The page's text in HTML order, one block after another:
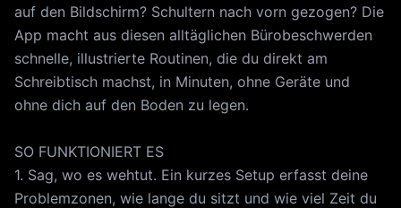
auf den Bildschirm? Schultern nach vorn gezogen? Die
App macht aus diesen alltäglichen Bürobeschwerden
schnelle, illustrierte Routinen, die du direkt am
Schreibtisch machst, in Minuten, ohne Geräte und
ohne dich auf den Boden zu legen.
SO FUNKTIONIERT ES
1. Sag, wo es wehtut. Ein kurzes Setup erfasst deine
Problemzonen, wie lange du sitzt und wie viel Zeit du